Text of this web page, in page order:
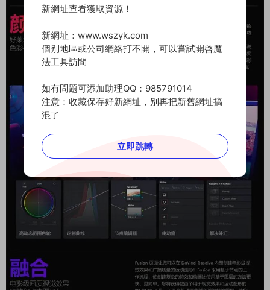
新網址查看獲取資源！
新網址：www.wszyk.com
個别地區或公司網絡打不開，可以嘗試開啓魔
法工具訪問
如有問題可添加助理QQ：985791014
注意：收藏保存好新網址，别再把新舊網址搞
混了
立即跳轉